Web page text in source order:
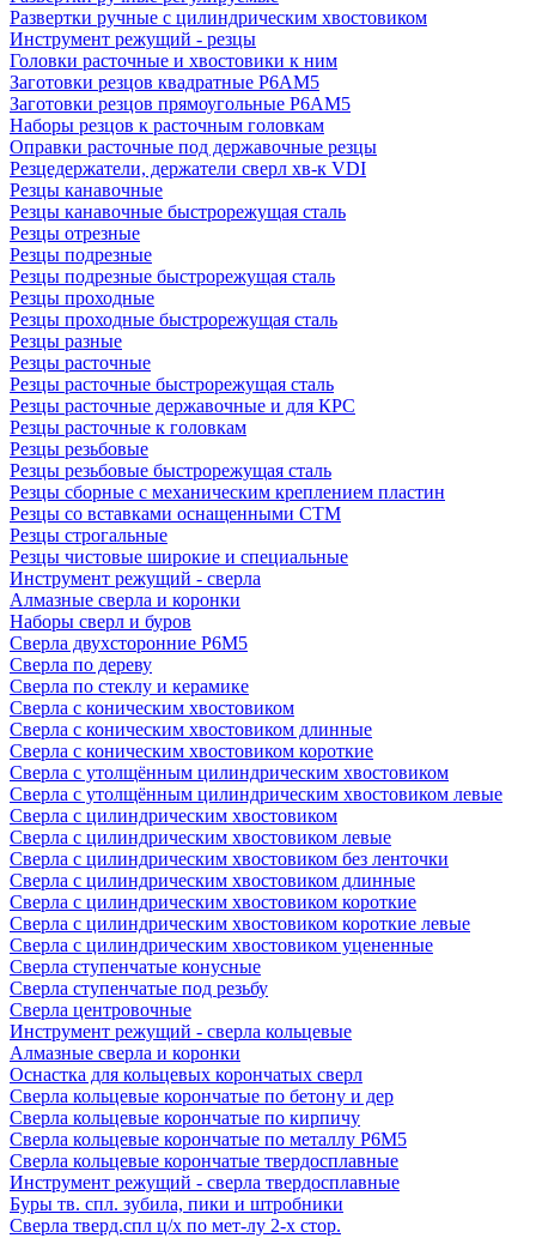
Развертки ручные с цилиндрическим хвостовиком
Инструмент режущий - резцы
Головки расточные и хвостовики к ним
Заготовки резцов квадратные Р6АМ5
Заготовки резцов прямоугольные Р6АМ5
Наборы резцов к расточным головкам
Оправки расточные под державочные резцы
Резцедержатели, держатели сверл хв-к VDI
Резцы канавочные
Резцы канавочные быстрорежущая сталь
Резцы отрезные
Резцы подрезные
Резцы подрезные быстрорежущая сталь
Резцы проходные
Резцы проходные быстрорежущая сталь
Резцы разные
Резцы расточные
Резцы расточные быстрорежущая сталь
Резцы расточные державочные и для КРС
Резцы расточные к головкам
Резцы резьбовые
Резцы резьбовые быстрорежущая сталь
Резцы сборные с механическим креплением пластин
Резцы со вставками оснащенными СТМ
Резцы строгальные
Резцы чистовые широкие и специальные
Инструмент режущий - сверла
Алмазные сверла и коронки
Наборы сверл и буров
Сверла двухсторонние Р6М5
Сверла по дереву
Сверла по стеклу и керамике
Сверла с коническим хвостовиком
Сверла с коническим хвостовиком длинные
Сверла с коническим хвостовиком короткие
Сверла с утолщённым цилиндрическим хвостовиком
Сверла с утолщённым цилиндрическим хвостовиком левые
Сверла с цилиндрическим хвостовиком
Сверла с цилиндрическим хвостовиком левые
Сверла с цилиндрическим хвостовиком без ленточки
Сверла с цилиндрическим хвостовиком длинные
Сверла с цилиндрическим хвостовиком короткие
Сверла с цилиндрическим хвостовиком короткие левые
Сверла с цилиндрическим хвостовиком уцененные
Сверла ступенчатые конусные
Сверла ступенчатые под резьбу
Сверла центровочные
Инструмент режущий - сверла кольцевые
Алмазные сверла и коронки
Оснастка для кольцевых корончатых сверл
Сверла кольцевые корончатые по бетону и дер
Сверла кольцевые корончатые по кирпичу
Сверла кольцевые корончатые по металлу Р6М5
Сверла кольцевые корончатые твердосплавные
Инструмент режущий - сверла твердосплавные
Буры тв. спл. зубила, пики и штробники
Сверла тверд.спл ц/х по мет-лу 2-х стор.